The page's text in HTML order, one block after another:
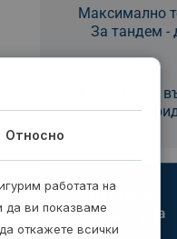
Максимално
За тандем -
Минимална
г. с
пещера
Проходна
Относно
работата на
да ви показваме
откажете всички